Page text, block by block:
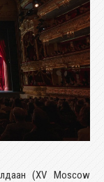
(XV Moscow